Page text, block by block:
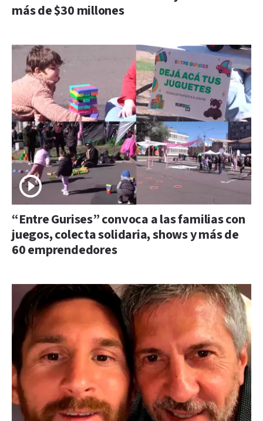
más de $30 millones
“Entre Gurises” convoca a las familias con
juegos, colecta solidaria, shows y más de
60 emprendedores